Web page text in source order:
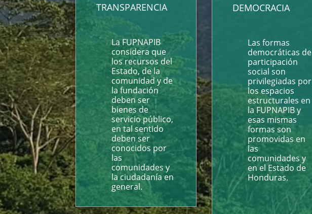
TRANSPARENCIA
La FUPNAPIB
considera que
los recursos del
Estado, de la
comunidad y de
la fundación
deben ser
bienes de
servicio público,
en tal sentido
deben ser
conocidos por
las
comunidades y
la ciudadanía en
general.
DEMOCRACIA
Las formas
democráticas de
participación
social son
privilegiadas por
los espacios
estructurales en
la FUPNAPIB y
esas mismas
formas son
promovidas en
las
comunidades y
en el Estado de
Honduras.